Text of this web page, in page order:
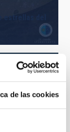
de las cookies
estrellas del